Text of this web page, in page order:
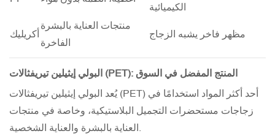
الكيميائية
أكريليك
منتجات العناية بالبشرة
الفاخرة
مظهر فاخر يشبه الزجاج
البولي إيثيلين تيريفثالات (PET): المنتج المفضل في السوق
يُعد البولي إيثيلين تيريفثالات (PET) أحد أكثر المواد استخدامًا في
زجاجات مستحضرات التجميل البلاستيكية، وخاصة في منتجات